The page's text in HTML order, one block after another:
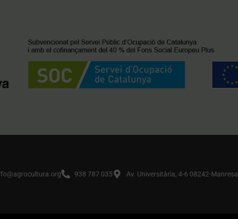
938 787 035 Av. Universitària, 4-6 08242-Manresa